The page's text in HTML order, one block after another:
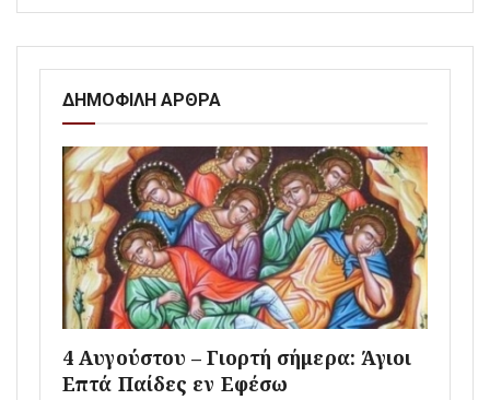
ΔΗΜΟΦΙΛΗ ΑΡΘΡΑ
4 Αυγούστου – Γιορτή σήμερα: Άγιοι
Επτά Παίδες εν Εφέσω